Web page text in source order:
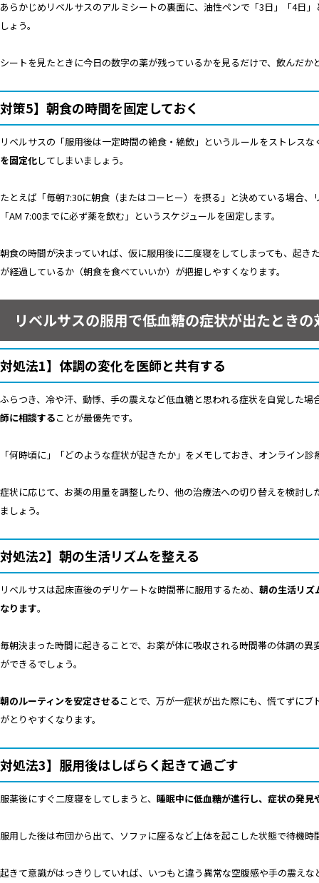
あらかじめリベルサスのアルミシートの裏面に、油性ペンで「3日」「4日
しょう。
シートを見たときに今日の数字の薬が残っているかを見るだけで、飲んだか
対策5】朝食の時間を固定しておく
リベルサスの「服用後は一定時間の絶食・絶飲」というルールをストレスな
を固定化してしまいましょう。
たとえば「毎朝7:30に朝食（またはコーヒー）を摂る」と決めている場合
「AM 7:00までに必ず薬を飲む」というスケジュールを固定します。
朝食の時間が決まっていれば、仮に服用後に二度寝をしてしまっても、起き
が経過しているか（朝食を食べていいか）が把握しやすくなります。
リベルサスの服用で低血糖の症状が出たときの
対処法1】体調の変化を医師と共有する
ふらつき、冷や汗、動悸、手の震えなど低血糖と思われる症状を自覚した場
師に相談することが最優先です。
「何時頃に」「どのような症状が起きたか」をメモしておき、オンライン
症状に応じて、お薬の用量を調整したり、他の治療法への切り替えを検討し
ましょう。
対処法2】朝の生活リズムを整える
リベルサスは起床直後のデリケートな時間帯に服用するため、 朝の生活リズ
なります。
毎朝決まった時間に起きることで、お薬が体に吸収される時間帯の体調の
ができるでしょう。
朝のルーティンを安定させることで、万が一症状が出た際にも、慌てずに
がとりやすくなります。
対処法3】服用後はしばらく起きて過ごす
服薬後にすぐ二度寝をしてしまうと、 睡眠中に低血糖が進行し、症状の発見
服用した後は布団から出て、ソファに座るなど上体を起こした状態で待機時
起きて意識がはっきりしていれば、いつもと違う異常な空腹感や手の震え